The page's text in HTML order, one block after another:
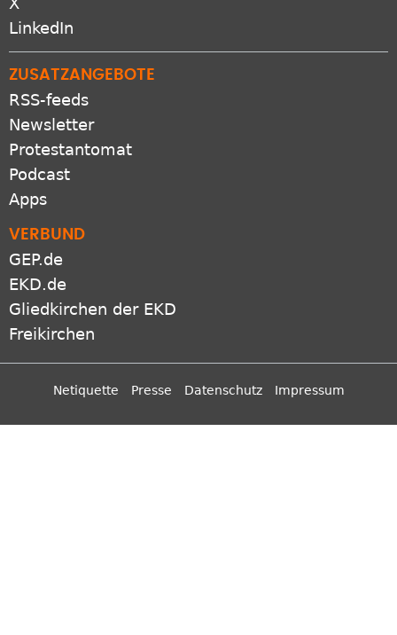
LinkedIn
RSS-feeds
Newsletter
Protestantomat
Podcast
Apps
GEP.de
EKD.de
Gliedkirchen der EKD
Freikirchen